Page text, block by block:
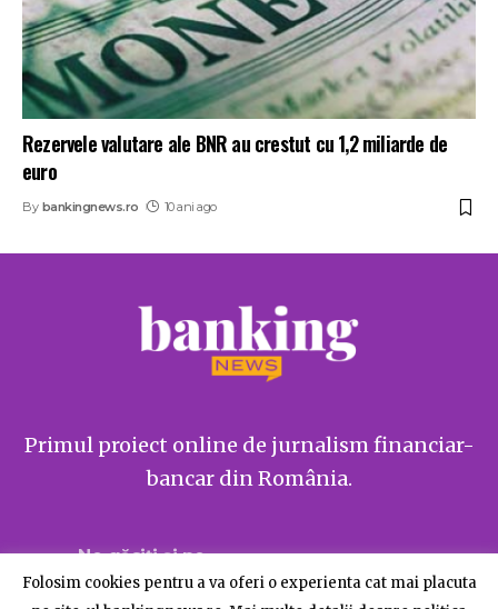
Rezervele valutare ale BNR au crestut cu 1,2 miliarde de
euro
By bankingnews.ro 10 ani ago
Primul proiect online de jurnalism financiar-
bancar din România.
Ne găsiți și pe
Folosim cookies pentru a va oferi o experienta cat mai placuta